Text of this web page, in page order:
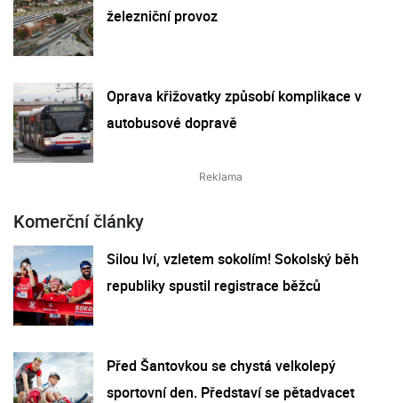
železniční provoz
Oprava křižovatky způsobí komplikace v
autobusové dopravě
Komerční články
Silou lví, vzletem sokolím! Sokolský běh
republiky spustil registrace běžců
Před Šantovkou se chystá velkolepý
sportovní den. Představí se pětadvacet